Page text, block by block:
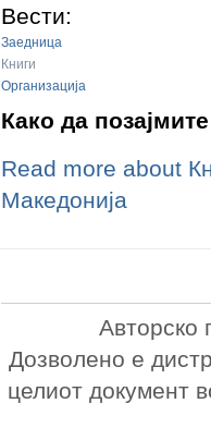
Вести:
Заедница
Книги
Организација
Како да
Read more about
Македонија
Авторско
Дозволено е
целиот документ